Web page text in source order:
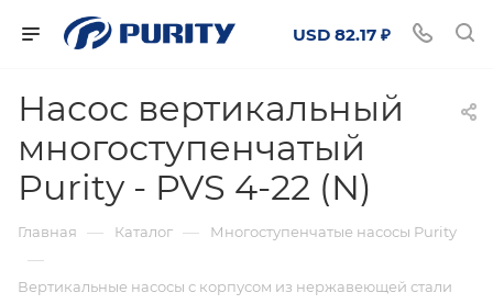
USD 82.17 ₽
Насос вертикальный
многоступенчатый
Purity - PVS 4-22 (N)
Главная — Каталог — Многоступенчатые насосы Purity
—
Вертикальные насосы с корпусом из нержавеющей стали